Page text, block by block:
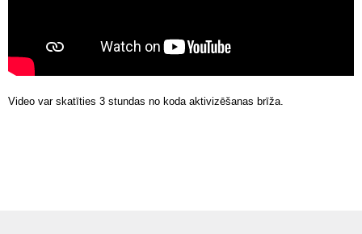
Video var skatīties 3 stundas no koda aktivizēšanas brīža.